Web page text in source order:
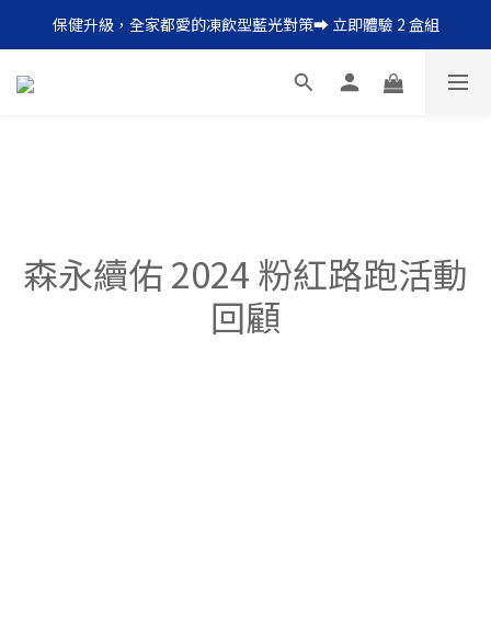
每日一瓶，輕鬆補足膠原蛋白 ➡︎ 點我搶購 12 天體驗組
保健升級，全家都愛的凍飲型藍光對策➡ 立即體驗 2 盒組
每日一瓶，輕鬆補足膠原蛋白 ➡︎ 點我搶購 12 天體驗組
森永續佑 2024 粉紅路跑活動
回顧